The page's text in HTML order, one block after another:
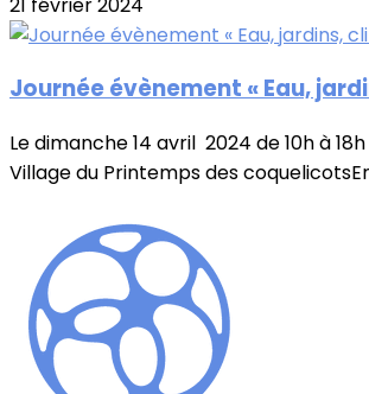
Journée évènement « Eau,
Le dimanche 14 avril 2024 de 10h à
Village du Printemps des